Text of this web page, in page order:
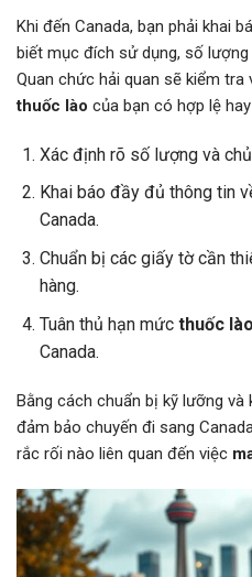
Khi đến Canada, bạn phải khai
biết mục đích sử dụng, số
Quan chức hải quan sẽ kiểm
thuốc lào của bạn có hợp lệ
Xác định rõ số lượng và
Khai báo đầy đủ thông tin
Canada.
Chuẩn bị các giấy tờ cần
hàng.
Tuân thủ hạn mức thuốc lào
Canada.
Bằng cách chuẩn bị kỹ lưỡng
đảm bảo chuyến đi sang
rắc rối nào liên quan đến việc